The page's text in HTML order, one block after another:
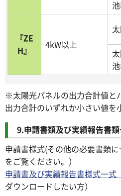
『ZE
H』
4kW以上
※太陽光パネルの出力合計値と
出力合計のいずれか小さい値を
9.申請書類及び実績報告書
申請書様式(その他の必要書類
をご覧ください。）
申請書及び実績報告書様式一式
ダウンロードしたい方）